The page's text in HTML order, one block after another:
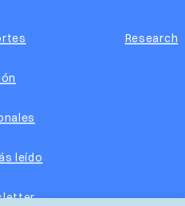
leído
Research